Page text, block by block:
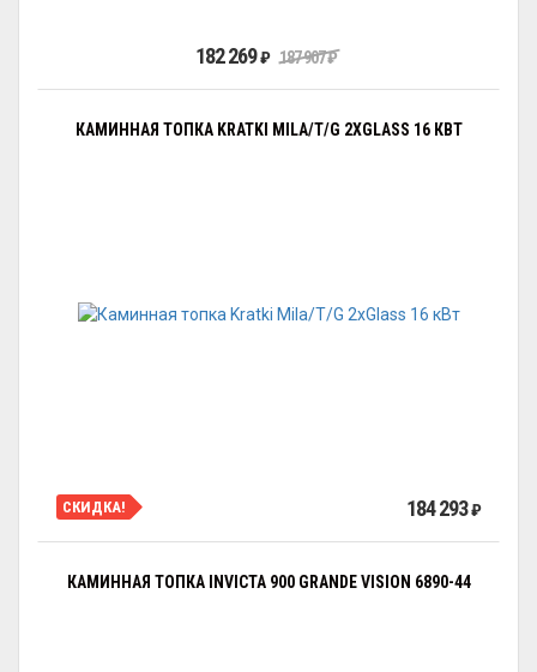
182 269₽ 187 907₽
КАМИННАЯ ТОПКА KRATKI MILA/T/G 2XGLASS 16 КВТ
СКИДКА! 184 293₽
КАМИННАЯ ТОПКА INVICTA 900 GRANDE VISION 6890-44